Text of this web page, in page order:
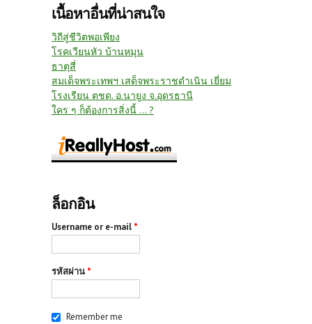
เนื้อหาอื่นที่น่าสนใจ
วิถีสู่ชีวิตพอเพียง
โรคเวียนหัว บ้านหมุน
ธาตุสี่
สมเด็จพระเทพฯ เสด็จพระราชดำเนิน เยี่ยม
โรงเรียน ตชด. อ.นายูง จ.อุดรธานี
ใคร ๆ ก็ต้องการสิ่งนี้ ... ?
ล็อกอิน
Username or e-mail *
รหัสผ่าน *
Remember me